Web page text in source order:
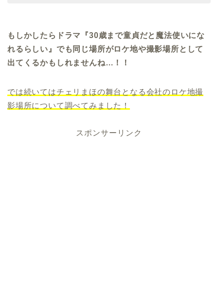
もしかしたらドラマ『30歳まで童貞だと魔法使いにな
れるらしい』でも同じ場所がロケ地や撮影場所として
出てくるかもしれませんね…！！
では続いてはチェリまほの舞台となる会社のロケ地撮
影場所について調べてみました！
スポンサーリンク